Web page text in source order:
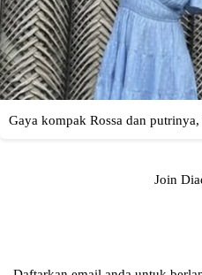
Join